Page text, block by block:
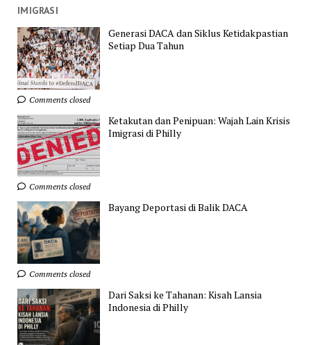
IMIGRASI
Generasi DACA dan Siklus Ketidakpastian
Setiap Dua Tahun
Comments closed
Ketakutan dan Penipuan: Wajah Lain Krisis
Imigrasi di Philly
Comments closed
Bayang Deportasi di Balik DACA
Comments closed
Dari Saksi ke Tahanan: Kisah Lansia
Indonesia di Philly